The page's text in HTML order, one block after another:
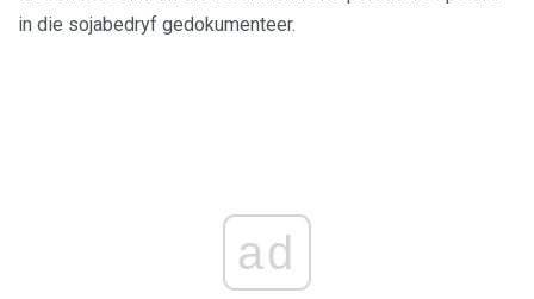
in die sojabedryf gedokumenteer.
ad